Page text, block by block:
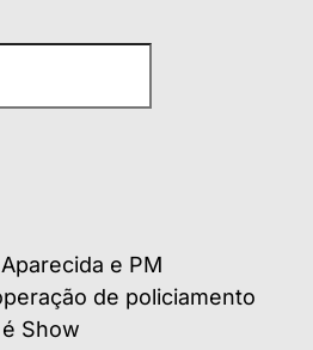
e PM
de policiamento
Show